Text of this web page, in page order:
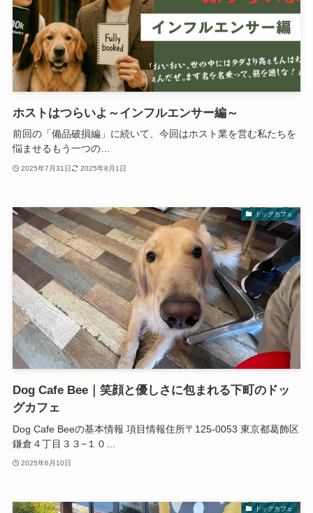
ホストはつらいよ～インフルエンサー編～
前回の「備品破損編」に続いて、今回はホスト業を営む私たちを
悩ませるもう一つの…
2025年7月31日 2025年8月1日
ドッグカフェ
Dog Cafe Bee｜笑顔と優しさに包まれる下町のドッ
グカフェ
Dog Cafe Beeの基本情報 項目情報住所〒125-0053 東京都葛飾区
鎌倉４丁目３３−１０…
2025年6月10日
ドッグカフェ